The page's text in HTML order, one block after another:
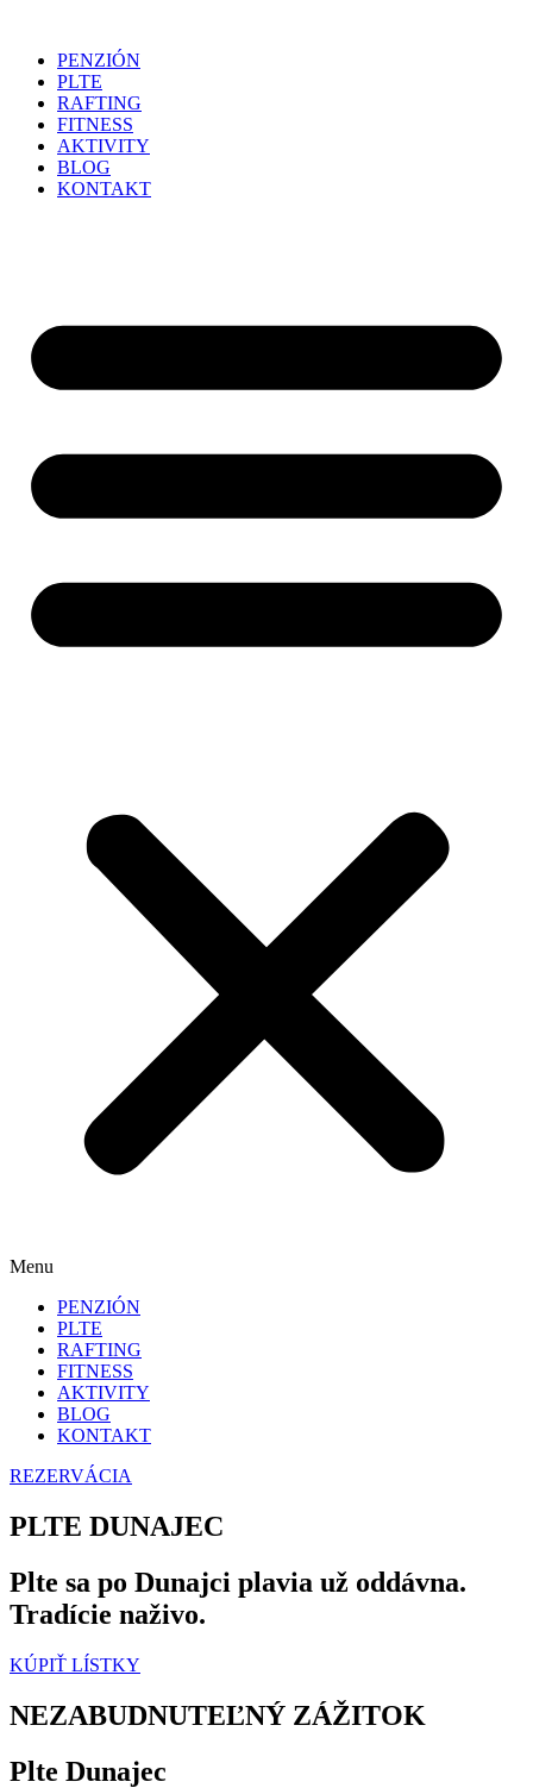
obsah
PENZIÓN
PLTE
RAFTING
FITNESS
AKTIVITY
BLOG
KONTAKT
Menu
PENZIÓN
PLTE
RAFTING
FITNESS
AKTIVITY
BLOG
KONTAKT
REZERVÁCIA
PLTE DUNAJEC
Plte sa po Dunajci plavia už oddávna.
Tradície naživo.
KÚPIŤ LÍSTKY
NEZABUDNUTEĽNÝ ZÁŽITOK
Plte Dunajec